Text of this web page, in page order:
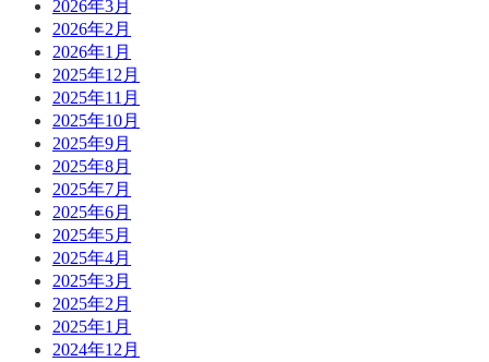
2026年3月
2026年2月
2026年1月
2025年12月
2025年11月
2025年10月
2025年9月
2025年8月
2025年7月
2025年6月
2025年5月
2025年4月
2025年3月
2025年2月
2025年1月
2024年12月